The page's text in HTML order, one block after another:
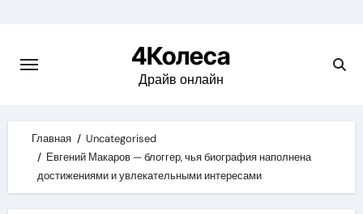
content
4Колеса
Драйв онлайн
Главная
Uncategorised
Евгений Макаров — блоггер, чья биография наполнена
достижениями и увлекательными интересами